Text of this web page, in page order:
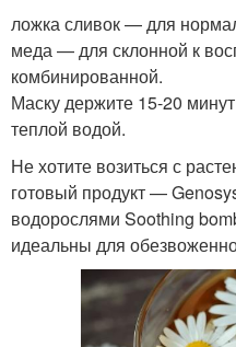
ложка сливок — для
меда — для склонной к
комбинированной.
Маску держите 15-20
теплой водой.
Не хотите возиться с
готовый продукт —
водорослями Soothing
идеальны для